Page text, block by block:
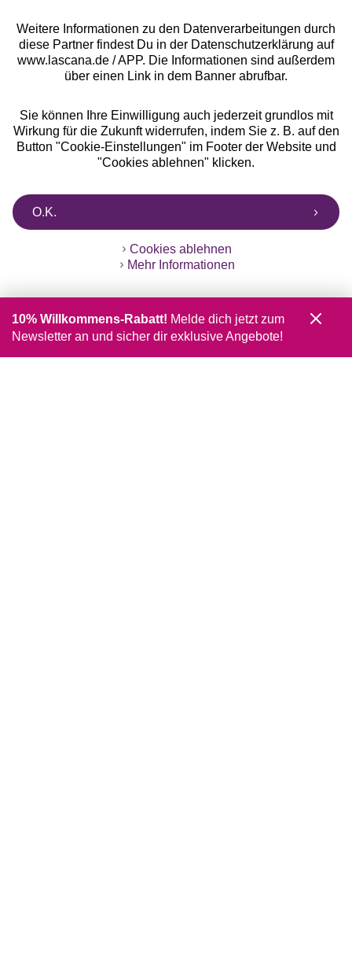
Weitere Informationen zu den Datenverarbeitungen durch
diese Partner findest Du in der Datenschutzerklärung auf
www.lascana.de / APP. Die Informationen sind außerdem
über einen Link in dem Banner abrufbar.
Sie können Ihre Einwilligung auch jederzeit grundlos mit
Wirkung für die Zukunft widerrufen, indem Sie z. B. auf den
Button "Cookie-Einstellungen" im Footer der Website und
"Cookies ablehnen" klicken.
O.K.
Cookies ablehnen
Mehr Informationen
10% Willkommens-Rabatt! Melde dich jetzt zum
Newsletter an und sicher dir exklusive Angebote!